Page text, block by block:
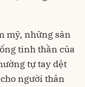
mỹ, những sản
tinh thần của
tự tay dệt
người thân